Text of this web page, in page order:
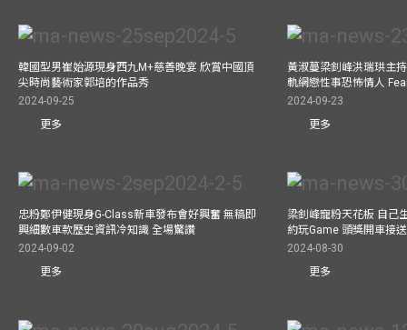
韓國型男崔始源現身西九M+慈善晚宴 欣賞中國頂
尖時尚藝術家郭培的作品秀
2024-09-25
更多
黃淑蔓梁釗峰洪瑞珙主
軌網戀性事恐怖情人
2024-09-23
更多
忠粉鄭伊健現身G-Class新車發布會好興奮 無稿即
興細數車款歷史資訊冷知識 全場驚讚
2024-09-02
更多
梁釗峰寵粉天花板 自己
約玩Game 頭獎開車接送
2024-08-30
更多